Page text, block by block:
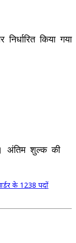
किया गया
शुल्क की
के 1238 पदों